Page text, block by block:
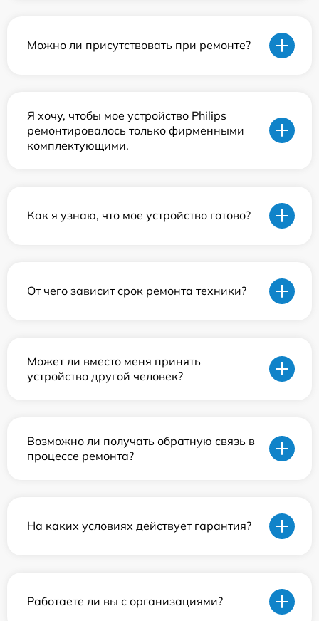
Можно ли присутствовать при ремонте?
Я хочу, чтобы мое устройство Philips
ремонтировалось только фирменными
комплектующими.
Как я узнаю, что мое устройство готово?
От чего зависит срок ремонта техники?
Может ли вместо меня принять
устройство другой человек?
Возможно ли получать обратную связь в
процессе ремонта?
На каких условиях действует гарантия?
Работаете ли вы с организациями?